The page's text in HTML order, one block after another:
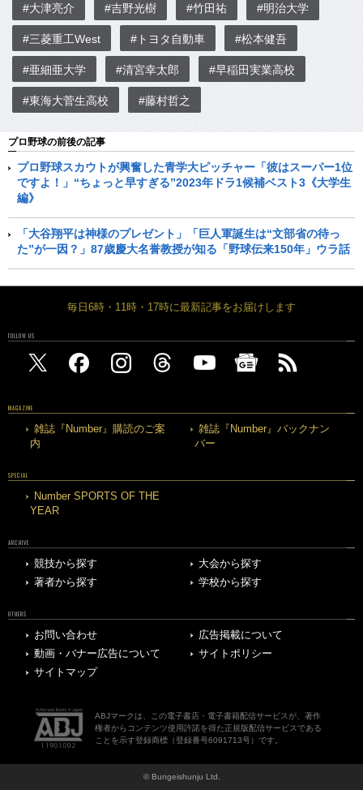
#大津亮介 #吉野光樹 #竹田祐 #明治大学
#三菱重工West #トヨタ自動車 #松本健吾
#亜細亜大学 #清宮幸太郎 #早稲田実業高校
#東海大菅生高校 #藤村哲之
プロ野球の前後の記事
プロ野球スカウトが興奮した青学大ピッチャー「彼はスーパー1位
ですよ！」“ちょっと早すぎる”2023年ドラ1候補ベスト3《大学生
編》
「大谷翔平は神様のプレゼント」「巨人軍誕生は“文部省の待っ
た”が一因？」87歳慶大名誉教授が知る「野球伝来150年」ウラ話
毎日6時・11時・17時に最新記事をお届けします
FOLLOW US
MAGAZINE
雑誌『Number』購読のご案
内
雑誌『Number』バックナン
バー
SPECIAL
Number SPORTS OF THE
YEAR
ARCHIVE
競技から探す
大会から探す
著者から探す
学校から探す
OTHERS
お問い合わせ
広告掲載について
動画・バナー広告について
サイトポリシー
サイトマップ
ABJマークは、この電子書店・電子書籍配信サービスが、著作
権者からコンテンツ使用許諾を得た正規版配信サービスである
ことを示す登録商標（登録番号6091713号）です。
© Bungeishunju Ltd.